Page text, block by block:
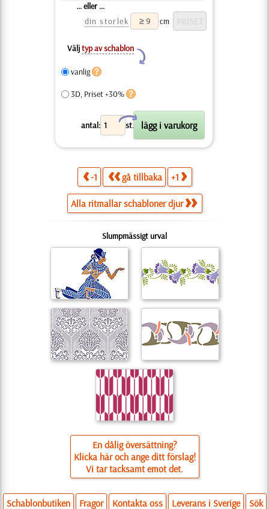
... eller ...
din storlek
cm
Väljtyp av schablon
Y
vanlig
3D, Priset +30%
antal: st.
X
-1 gå tillbaka +1
Alla ritmallar schabloner djur
Slumpmässigt urval
En dålig översättning?
Klicka här och ange ditt förslag!
Vi tar tacksamt emot det.
Schablonbutiken Fragor Kontakta oss Leverans i Sverige Sök